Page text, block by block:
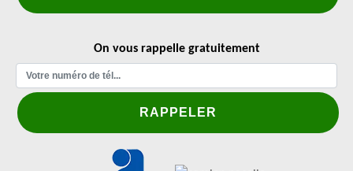
On vous rappelle gratuitement